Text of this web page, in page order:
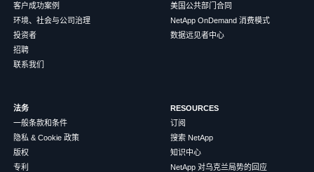
客户成功案例
环境、社会与公司治理
投资者
招聘
联系我们
美国公共部门合同
NetApp OnDemand 消费模式
数据远见者中心
法务
一般条款和条件
隐私 & Cookie 政策
版权
专利
RESOURCES
订阅
搜索 NetApp
知识中心
NetApp 对乌克兰局势的回应